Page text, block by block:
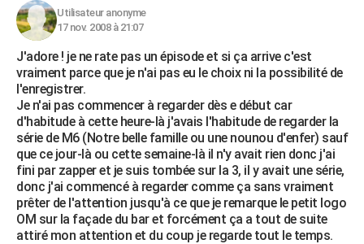
Utilisateur anonyme
17 nov. 2008 à 21:07
J'adore ! je ne rate pas un épisode et si ça arrive c'est
vraiment parce que je n'ai pas eu le choix ni la possibilité de
l'enregistrer.
Je n'ai pas commencer à regarder dès e début car
d'habitude à cette heure-là j'avais l'habitude de regarder la
série de M6 (Notre belle famille ou une nounou d'enfer) sauf
que ce jour-là ou cette semaine-là il n'y avait rien donc j'ai
fini par zapper et je suis tombée sur la 3, il y avait une série,
donc j'ai commencé à regarder comme ça sans vraiment
prêter de l'attention jusqu'à ce que je remarque le petit logo
OM sur la façade du bar et forcément ça a tout de suite
attiré mon attention et du coup je regarde tout le temps.